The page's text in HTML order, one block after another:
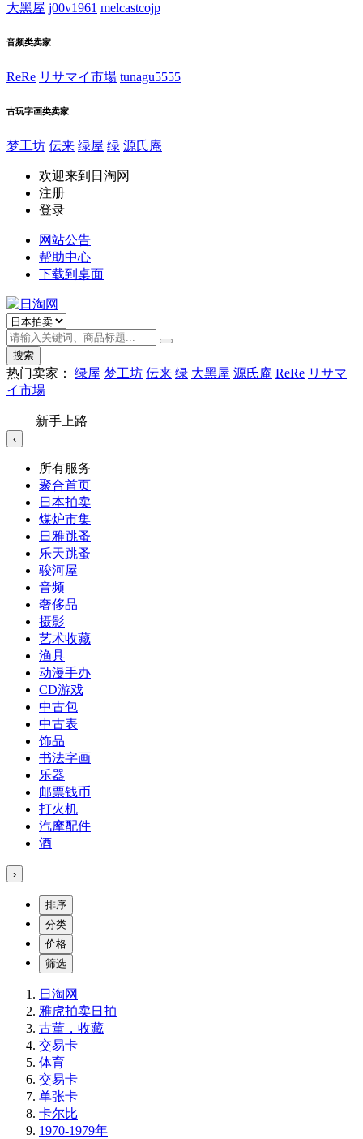
大黑屋 j00v1961 melcastcojp
音频类卖家
ReRe リサマイ市場 tunagu5555
古玩字画类卖家
梦工坊 伝来 绿屋 绿 源氏庵
欢迎来到日淘网
注册
登录
网站公告
帮助中心
下载到桌面
搜索
热门卖家： 绿屋 梦工坊 伝来 绿 大黑屋 源氏庵 ReRe リサマ
イ市場
新手上路
‹
所有服务
聚合首页
日本拍卖
煤炉市集
日雅跳蚤
乐天跳蚤
骏河屋
音频
奢侈品
摄影
艺术收藏
渔具
动漫手办
CD游戏
中古包
中古表
饰品
书法字画
乐器
邮票钱币
打火机
汽摩配件
酒
›
排序
分类
价格
筛选
日淘网
雅虎拍卖日拍
古董，收藏
交易卡
体育
交易卡
单张卡
卡尔比
1970-1979年